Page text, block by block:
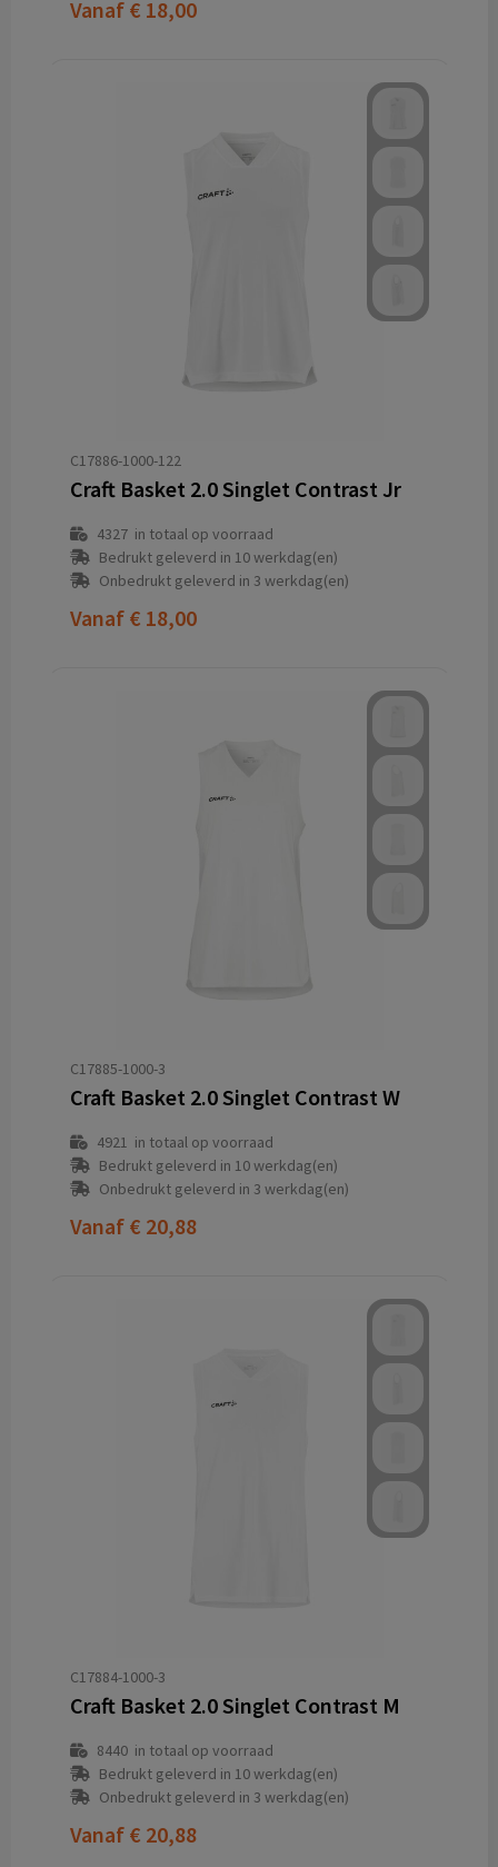
Vanaf € 18,00
C17886-1000-122
Craft Basket 2.0 Singlet Contrast Jr
4327in totaal op voorraad
Bedrukt geleverd in 10 werkdag(en)
Onbedrukt geleverd in 3 werkdag(en)
Vanaf € 18,00
C17885-1000-3
Craft Basket 2.0 Singlet Contrast W
4921 in totaal op voorraad
Bedrukt geleverd in 10 werkdag(en)
Onbedrukt geleverd in 3 werkdag(en)
Vanaf € 20,88
C17884-1000-3
Craft Basket 2.0 Singlet Contrast M
8440in totaal op voorraad
Bedrukt geleverd in 10 werkdag(en)
Onbedrukt geleverd in 3 werkdag(en)
Vanaf € 20,88